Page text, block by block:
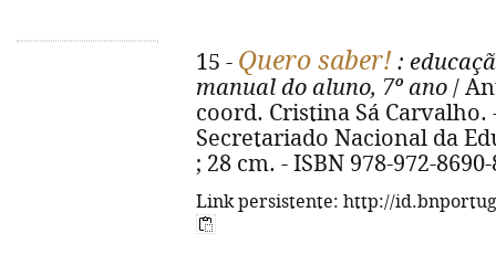
15 - Quero saber! :
manual do aluno, 7º ano /
coord. Cristina Sá Carvalho.
Secretariado Nacional da
; 28 cm. - ISBN 978-972-
Link persistente: http://